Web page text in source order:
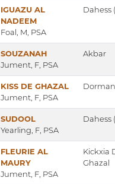
IGUAZU AL
NADEEM
Foal, M, PSA
Dahess
SOUZANAH
Jument, F, PSA
Akbar
KISS DE GHAZAL
Jument, F, PSA
SUDOOL
Yearling, F, PSA
Dahess
FLEURIE AL
MAURY
Jument, F, PSA
Kickxia
Ghazal